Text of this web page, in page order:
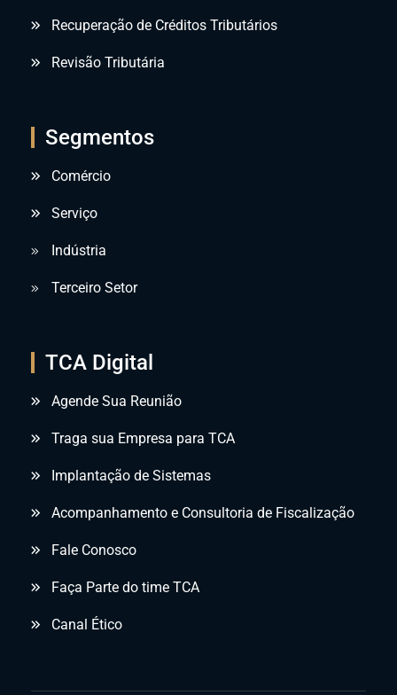
Recuperação de Créditos Tributários
Revisão Tributária
Segmentos
Comércio
Serviço
Indústria
Terceiro Setor
TCA Digital
Agende Sua Reunião
Traga sua Empresa para TCA
Implantação de Sistemas
Acompanhamento e Consultoria de Fiscalização
Fale Conosco
Faça Parte do time TCA
Canal Ético